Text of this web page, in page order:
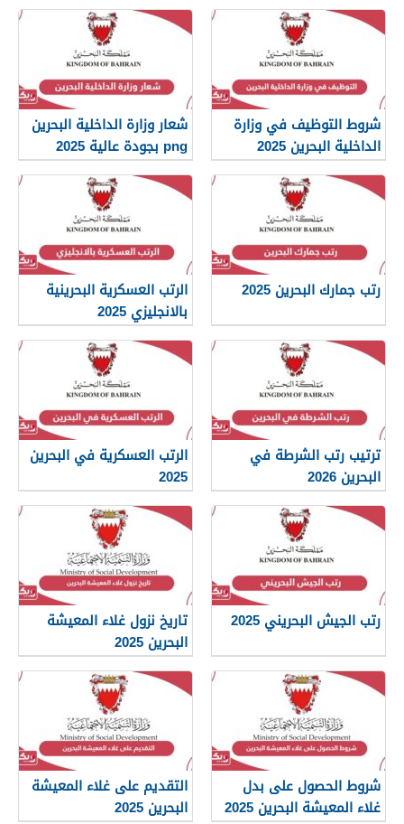
شروط التوظيف في وزارة
الداخلية البحرين 2025
شعار وزارة الداخلية البحرين
png بجودة عالية 2025
رتب جمارك البحرين 2025
الرتب العسكرية البحرينية
بالانجليزي 2025
ترتيب رتب الشرطة في
البحرين 2026
الرتب العسكرية في البحرين
2025
رتب الجيش البحريني 2025
تاريخ نزول غلاء المعيشة
البحرين 2025
شروط الحصول على بدل
غلاء المعيشة البحرين 2025
التقديم على غلاء المعيشة
البحرين 2025